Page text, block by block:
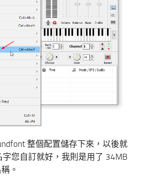
整個配置儲存下來，以後就
您自訂就好，我則是用了 34MB
。